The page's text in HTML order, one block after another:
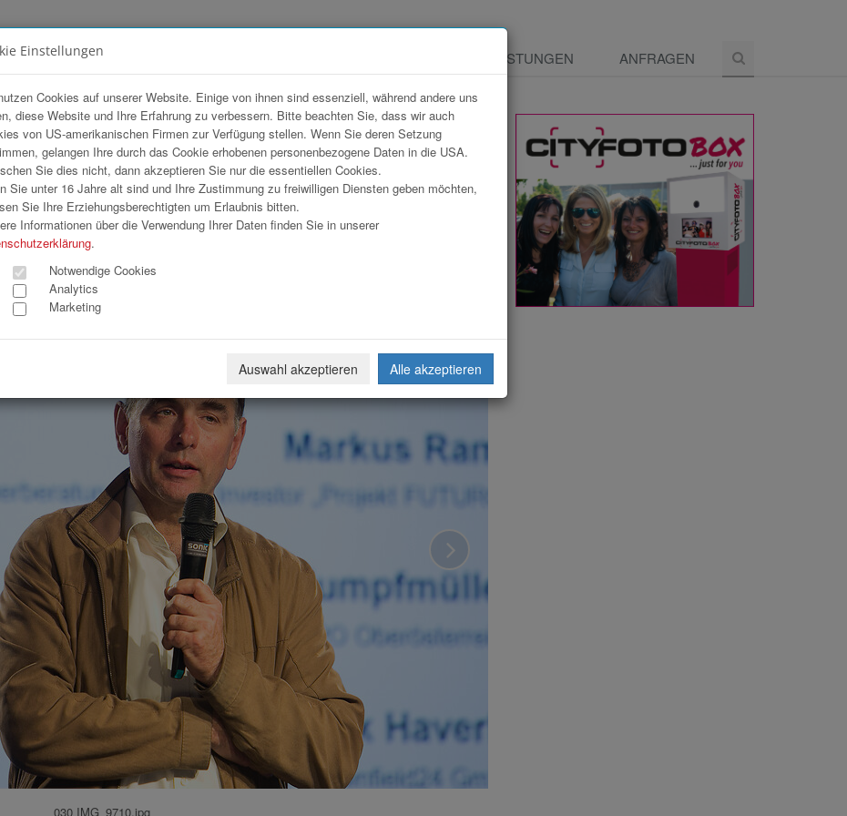
LEISTUNGEN ANFRAGEN
Awards 2022
Download Weiterleiten
030 IMG_9710.jpg
Einstellungen
Cookies auf unserer Website. Einige von ihnen sind essenziell, während andere uns
diese Website und Ihre Erfahrung zu verbessern. Bitte beachten Sie, dass wir auch
von US-amerikanischen Firmen zur Verfügung stellen. Wenn Sie deren Setzung
gelangen Ihre durch das Cookie erhobenen personenbezogene Daten in die USA.
Sie dies nicht, dann akzeptieren Sie nur die essentiellen Cookies.
Sie unter 16 Jahre alt sind und Ihre Zustimmung zu freiwilligen Diensten geben möchten,
Sie Ihre Erziehungsberechtigten um Erlaubnis bitten.
Informationen über die Verwendung Ihrer Daten finden Sie in unserer
.
Notwendige Cookies
Analytics
Marketing
Auswahl akzeptieren Alle akzeptieren